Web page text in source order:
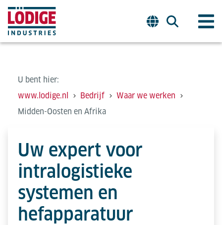
U bent hier:
www.lodige.nl
Bedrijf
Waar we werken
Midden-Oosten en Afrika
Uw expert voor
intralogistieke
systemen en
hefapparatuur